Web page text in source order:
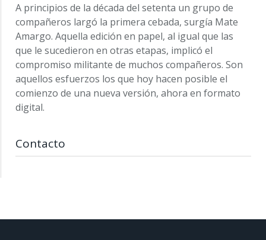
A principios de la década del setenta un grupo de
compañeros largó la primera cebada, surgía Mate
Amargo. Aquella edición en papel, al igual que las
que le sucedieron en otras etapas, implicó el
compromiso militante de muchos compañeros. Son
aquellos esfuerzos los que hoy hacen posible el
comienzo de una nueva versión, ahora en formato
digital.
Contacto